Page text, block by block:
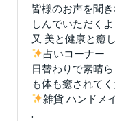
皆様のお声を聞
しんでいただく
又 美と健康と癒
占いコーナー
日替わりで素晴
も体も癒されてく
雑貨 ハンドメ
.